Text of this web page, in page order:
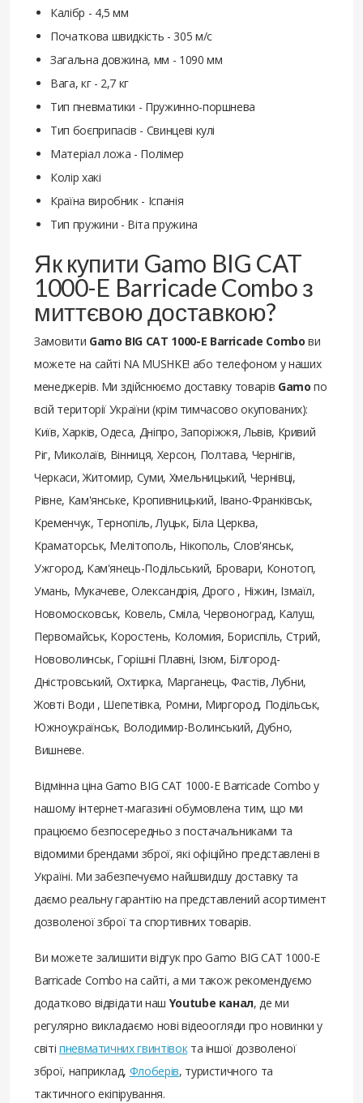
Калібр - 4,5 мм
Початкова швидкість - 305 м/с
Загальна довжина, мм - 1090 мм
Вага, кг - 2,7 кг
Тип пневматики - Пружинно-поршнева
Тип боєприпасів - Свинцеві кулі
Матеріал ложа - Полімер
Колір хакі
Країна виробник - Іспанія
Тип пружини - Віта пружина
Як купити Gamo BIG CAT
1000-E Barricade Combo з
миттєвою доставкою?
Замовити Gamo BIG CAT 1000-E Barricade Combo ви
можете на сайті NA MUSHKE! або телефоном у наших
менеджерів. Ми здійснюємо доставку товарів Gamo по
всій території України (крім тимчасово окупованих):
Київ, Харків, Одеса, Дніпро, Запоріжжя, Львів, Кривий
Ріг, Миколаїв, Вінниця, Херсон, Полтава, Чернігів,
Черкаси, Житомир, Суми, Хмельницький, Чернівці,
Рівне, Кам'янське, Кропивницький, Івано-Франківськ,
Кременчук, Тернопіль, Луцьк, Біла Церква,
Краматорськ, Мелітополь, Нікополь, Слов'янськ,
Ужгород, Кам'янець-Подільський, Бровари, Конотоп,
Умань, Мукачеве, Олександрія, Дрого , Ніжин, Ізмаїл,
Новомосковськ, Ковель, Сміла, Червоноград, Калуш,
Первомайськ, Коростень, Коломия, Бориспіль, Стрий,
Нововолинськ, Горішні Плавні, Ізюм, Білгород-
Дністровський, Охтирка, Марганець, Фастів, Лубни,
Жовті Води , Шепетівка, Ромни, Миргород, Подільськ,
Южноукраїнськ, Володимир-Волинський, Дубно,
Вишневе.
Відмінна ціна Gamo BIG CAT 1000-E Barricade Combo у
нашому інтернет-магазині обумовлена ​​тим, що ми
працюємо безпосередньо з постачальниками та
відомими брендами зброї, які офіційно представлені в
Україні. Ми забезпечуємо найшвидшу доставку та
даємо реальну гарантію на представлений асортимент
дозволеної зброї та спортивних товарів.
Ви можете залишити відгук про Gamo BIG CAT 1000-E
Barricade Combo на сайті, а ми також рекомендуємо
додатково відвідати наш Youtube канал, де ми
регулярно викладаємо нові відеоогляди про новинки у
світі пневматичних гвинтівокта іншої дозволеної
зброї, наприклад, Флоберів, туристичного та
тактичного екіпірування.